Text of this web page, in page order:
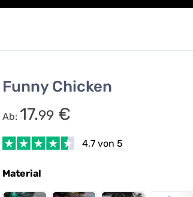
Funny Chicken
Ab: 17.99 €
4,7 von 5
Material